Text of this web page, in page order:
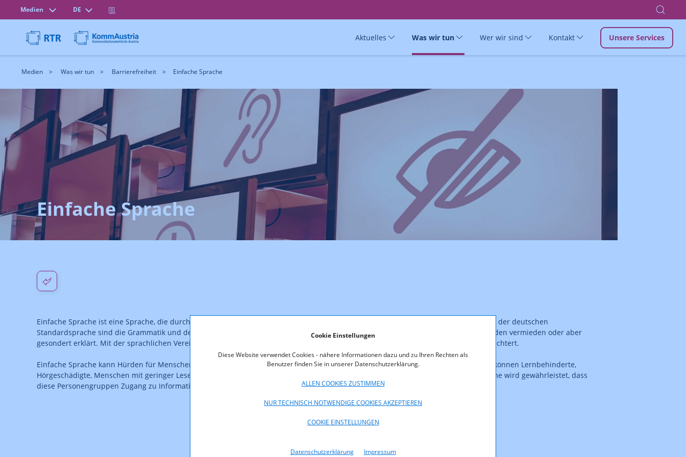
Cookie Einstellungen
Diese Website verwendet Cookies - nähere Informationen dazu und zu Ihren Rechten als
Benutzer finden Sie in unserer Datenschutzerklärung.
ALLEN COOKIES ZUSTIMMEN
NUR TECHNISCH NOTWENDIGE COOKIES AKZEPTIEREN
COOKIE EINSTELLUNGEN
Datenschutzerklärung Impressum
Medien DE
Aktuelles Was wir tun Wer wir sind Kontakt Unsere Services
Medien Was wir tun Barrierefreiheit Einfache Sprache
Einfache Sprache
Einfache Sprache ist eine Sprache, die durch kurze Sätze und einfache Wörter geprägt ist und für die es klare Regeln gibt. Gegenüber der deutschen
Standardsprache sind die Grammatik und der Wortschatz deutlich reduziert. Die Sätze sind kurz, Fremdwörter oder Fachbegriffe werden vermieden oder aber
gesondert erklärt. Mit der sprachlichen Vereinfachung kann auch eine optische Gestaltung der Texte einhergehen, die das Lesen erleichtert.
Einfache Sprache kann Hürden für Menschen, die die Standardsprache nicht oder nur schwer verstehen, beseitigen. Adressat:innen können Lernbehinderte,
Hörgeschädigte, Menschen mit geringer Lesekompetenz, aber auch Menschen mit Migrationshintergrund sein. Durch diese Maßnahme wird gewährleistet, dass
diese Personengruppen Zugang zu Information, Unterhaltung, etc. bekommen.